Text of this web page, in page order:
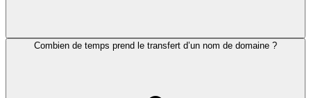
Combien de temps prend le transfert d’un nom de domaine ?